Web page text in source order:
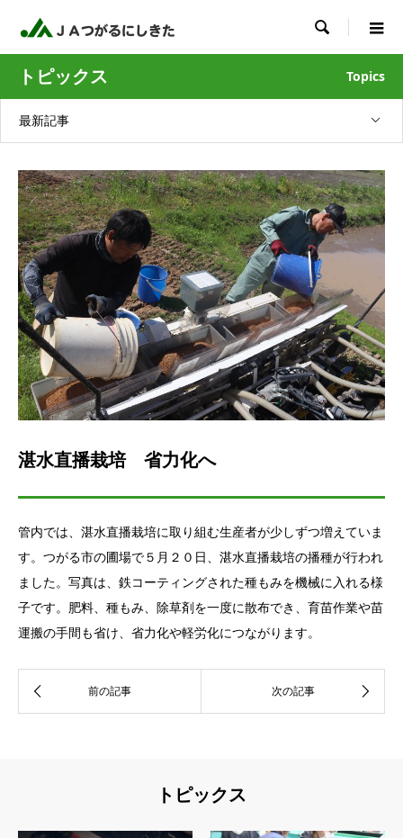

トピックス Topics
最新記事
湛水直播栽培 省力化へ
管内では、湛水直播栽培に取り組む生産者が少しずつ増えていま
す。つがる市の圃場で５月２０日、湛水直播栽培の播種が行われ
ました。写真は、鉄コーティングされた種もみを機械に入れる様
子です。肥料、種もみ、除草剤を一度に散布でき、育苗作業や苗
運搬の手間も省け、省力化や軽労化につながります。
トピックス